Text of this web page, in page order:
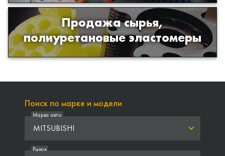
Продажа сырья,
полиуретановые эластомеры
Продажа сырья для производства
изделий из полиуретана
Поиск по марке и модели
MITSUBISHI
Марка авто
Рынок